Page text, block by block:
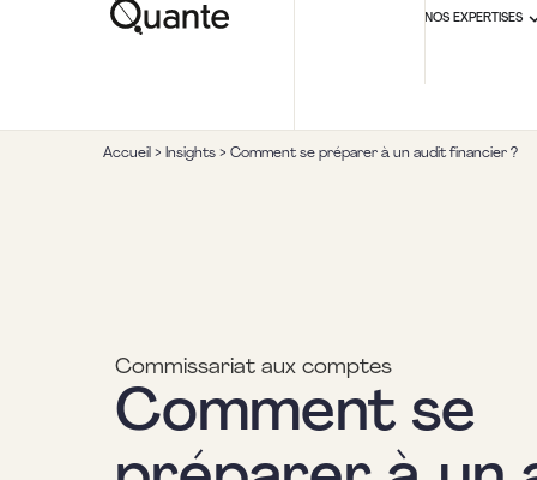
NOS EXPERTISES
Accueil > Insights > Comment se préparer à un audit financier ?
Commissariat aux comptes
Comment se